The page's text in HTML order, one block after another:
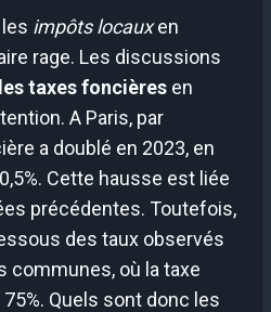
impôts locauxen
rage. Les discussions
taxes foncières en
A Paris, par
a doublé en 2023, en
Cette hausse est liée
précédentes. Toutefois,
des taux observés
communes, où la taxe
Quels sont donc les